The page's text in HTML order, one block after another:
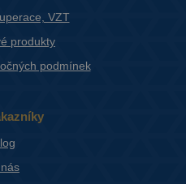
VZT
produkty
podmínek